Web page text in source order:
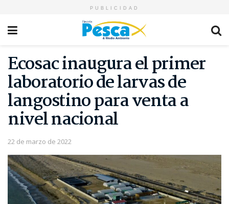
PUBLICIDAD
Ecosac inaugura el primer
laboratorio de larvas de
langostino para venta a
nivel nacional
22 de marzo de 2022